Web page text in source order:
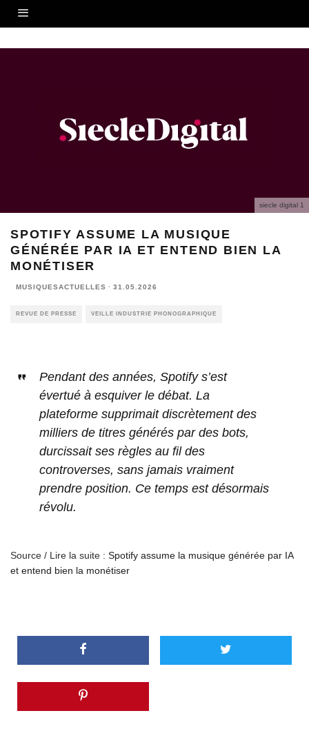
siecle digital 1
SPOTIFY ASSUME LA MUSIQUE
GÉNÉRÉE PAR IA ET ENTEND BIEN LA
MONÉTISER
MUSIQUESACTUELLES · 31.05.2026
REVUE DE PRESSE VEILLE INDUSTRIE PHONOGRAPHIQUE
Pendant des années, Spotify s’est
évertué à esquiver le débat. La
plateforme supprimait discrètement des
milliers de titres générés par des bots,
durcissait ses règles au fil des
controverses, sans jamais vraiment
prendre position. Ce temps est désormais
révolu.
Source / Lire la suite : Spotify assume la musique générée par IA
et entend bien la monétiser